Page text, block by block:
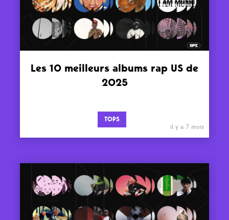
Les 10 meilleurs albums rap US de
2025
TOPS
il y a 7 mois